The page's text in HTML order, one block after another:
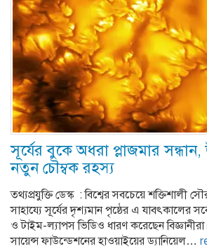
সূর্যের বুকে অধরা প্লাজমার
নতুন চৌম্বক রহস্য
তথ্যপ্রযুক্তি ডেস্ক : বিশ্বের সবচেয়ে শক্তিশালী
সাহায্যে সূর্যের দৃশ্যমান পৃষ্ঠের এ যাবৎকালের
ও টাইম-ল্যাপস ভিডিও ধারণ করেছেন বিজ্ঞানীরা।
সায়েন্স ফাউন্ডেশনের হাওয়াইয়ের ড্যানিয়েল…